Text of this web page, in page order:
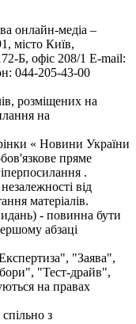
онлайн-медіа –
місто Київ,
Б, офіс 208/1 E-mail:
044-205-43-00
розміщених на
на
« Новини України
пряме
.
від
матеріалів.
- повинна бути
абзаці
"Заява",
"Тест-драйв",
на правах
з